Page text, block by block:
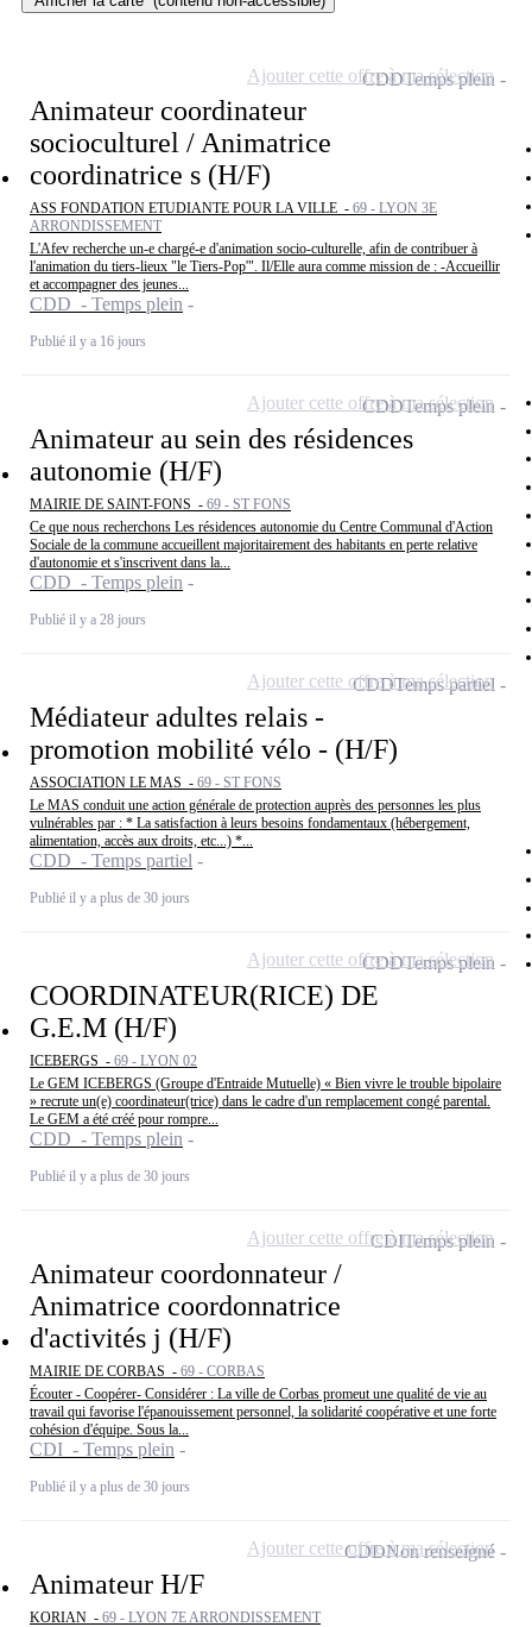
Animateur coordinateur
socioculturel / Animatrice
coordinatrice s (H/F)
ASS FONDATION ETUDIANTE POUR LA VILLE - 69 - LYON 3E
ARRONDISSEMENT
L'Afev recherche un-e chargé-e d'animation socio-culturelle, afin de contribuer à
l'animation du tiers-lieux "le Tiers-Pop'". Il/Elle aura comme mission de : -Accueillir
et accompagner des jeunes...
CDD - Temps plein
Publié il y a 16 jours
CDDTemps plein
Ajouter cette offre à ma sélection
Animateur au sein des résidences
autonomie (H/F)
MAIRIE DE SAINT-FONS - 69 - ST FONS
Ce que nous recherchons Les résidences autonomie du Centre Communal d'Action
Sociale de la commune accueillent majoritairement des habitants en perte relative
d'autonomie et s'inscrivent dans la...
CDD - Temps plein
Publié il y a 28 jours
CDDTemps plein
Ajouter cette offre à ma sélection
Médiateur adultes relais -
promotion mobilité vélo - (H/F)
ASSOCIATION LE MAS - 69 - ST FONS
Le MAS conduit une action générale de protection auprès des personnes les plus
vulnérables par : * La satisfaction à leurs besoins fondamentaux (hébergement,
alimentation, accès aux droits, etc...) *...
CDD - Temps partiel
Publié il y a plus de 30 jours
CDDTemps partiel
Ajouter cette offre à ma sélection
COORDINATEUR(RICE) DE
G.E.M (H/F)
ICEBERGS - 69 - LYON 02
Le GEM ICEBERGS (Groupe d'Entraide Mutuelle) « Bien vivre le trouble bipolaire
» recrute un(e) coordinateur(trice) dans le cadre d'un remplacement congé parental.
Le GEM a été créé pour rompre...
CDD - Temps plein
Publié il y a plus de 30 jours
CDDTemps plein
Ajouter cette offre à ma sélection
Animateur coordonnateur /
Animatrice coordonnatrice
d'activités j (H/F)
MAIRIE DE CORBAS - 69 - CORBAS
Écouter - Coopérer- Considérer : La ville de Corbas promeut une qualité de vie au
travail qui favorise l'épanouissement personnel, la solidarité coopérative et une forte
cohésion d'équipe. Sous la...
CDI - Temps plein
Publié il y a plus de 30 jours
CDITemps plein
Ajouter cette offre à ma sélection
Animateur H/F
KORIAN - 69 - LYON 7E ARRONDISSEMENT
CDDNon renseigné
Ajouter cette offre à ma sélection